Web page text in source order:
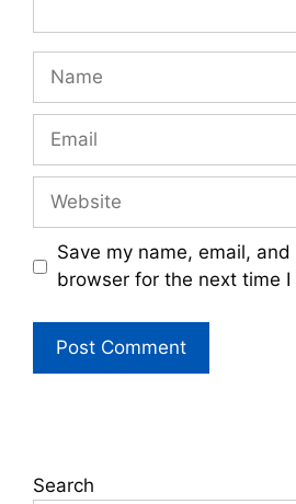
Name
Email
Website
Save my name, email,
browser for the next time I
Search